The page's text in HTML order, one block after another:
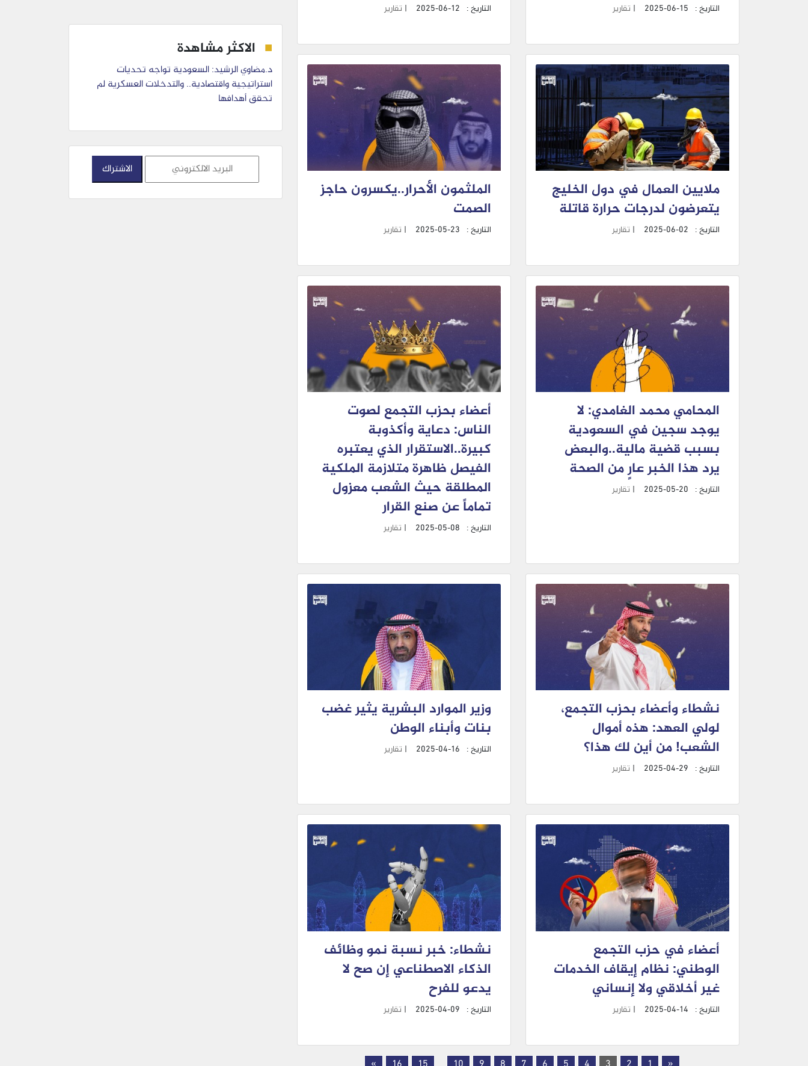
التاريخ : 2025-06-15
| تقارير التاريخ : 2025-06-12
| تقارير
ملايين العمال في دول الخليج
يتعرضون لدرجات حرارة قاتلة
التاريخ : 2025-06-02
| تقارير
الملثمون الأحرار..يكسرون حاجز
الصمت
التاريخ : 2025-05-23
| تقارير
المحامي محمد الغامدي: لا
يوجد سجين في السعودية
بسبب قضية مالية..والبعض
يرد هذا الخبر عارٍ من الصحة
التاريخ : 2025-05-20
| تقارير
أعضاء بحزب التجمع لصوت
الناس: دعاية وأكذوبة
كبيرة..الاستقرار الذي يعتبره
الفيصل ظاهرة متلازمة الملكية
المطلقة حيث الشعب معزول
تماماً عن صنع القرار
التاريخ : 2025-05-08
| تقارير
نشطاء وأعضاء بحزب التجمع،
لولي العهد: هذه أموال
الشعب! من أين لك هذا؟
التاريخ : 2025-04-29
| تقارير
وزير الموارد البشرية يثير غضب
بنات وأبناء الوطن
التاريخ : 2025-04-16
| تقارير
أعضاء في حزب التجمع
الوطني: نظام إيقاف الخدمات
غير أخلاقي ولا إنساني
التاريخ : 2025-04-14
| تقارير
نشطاء: خبر نسبة نمو وظائف
الذكاء الاصطناعي إن صح لا
يدعو للفرح
التاريخ : 2025-04-09
| تقارير
الاكثر مشاهدة
د.مضاوي الرشيد: السعودية تواجه تحديات
استراتيجية واقتصادية.. والتدخلات العسكرية لم
تحقق أهدافها